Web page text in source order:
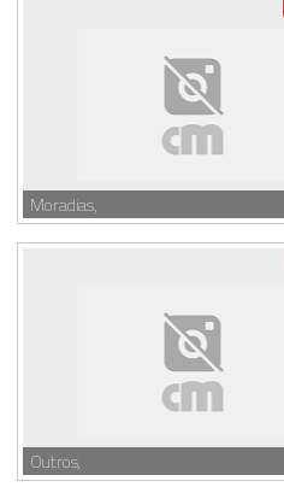
Moradias,
Outros,